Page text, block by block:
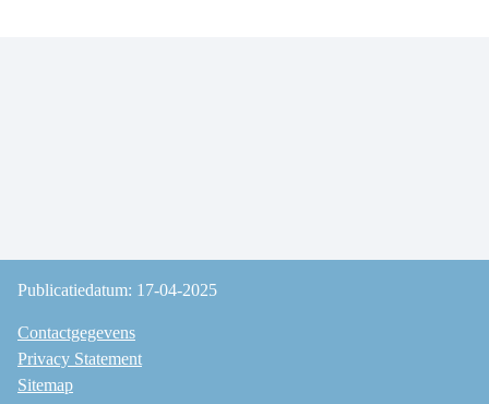
Publicatiedatum: 17-04-2025
Contactgegevens
Privacy Statement
Sitemap